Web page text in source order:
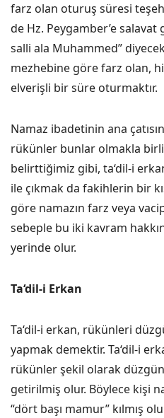
farz olan oturuş süresi
de Hz. Peygamber’e
salli ala Muhammed”
mezhebine göre farz olan,
elverişli bir süre oturmaktır.
Namaz ibadetinin ana
rükünler bunlar olmakla
belirttiğimiz gibi, ta‘dil-i
ile çıkmak da fakihlerin bir
göre namazın farz veya
sebeple bu iki kavram
yerinde olur.
Ta‘dil-i Erkan
Ta‘dil-i erkan, rükünleri
yapmak demektir. Ta‘dil-i
rükünler şekil olarak düzgün
getirilmiş olur. Böylece kişi
“dört başı mamur” kılmış